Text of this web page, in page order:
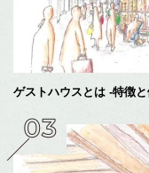
ゲストハウスとは -特徴